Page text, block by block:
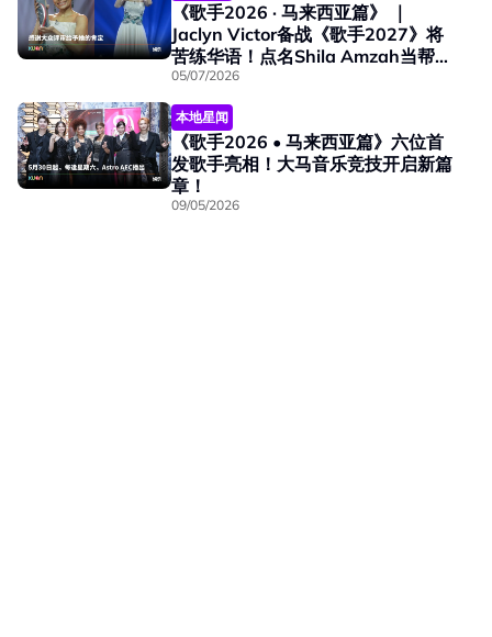
《歌手2026 · 马来西亚篇》 ｜
Jaclyn Victor备战《歌手2027》将
苦练华语！点名Shila Amzah当帮唱
嘉宾！
05/07/2026
本地星闻
《歌手2026 • 马来西亚篇》六位首
发歌手亮相！大马音乐竞技开启新篇
章！
09/05/2026